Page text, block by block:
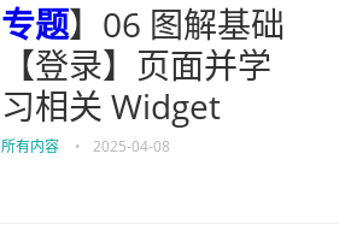
专题】06 图解基础
【登录】页面并学
习相关 Widget
所有内容 • 2025-04-08